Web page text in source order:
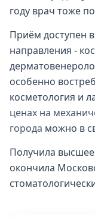
году врач тоже
Приём доступен
направления -
особенно
косметология и
ценах на
города можно в
Получила
окончила